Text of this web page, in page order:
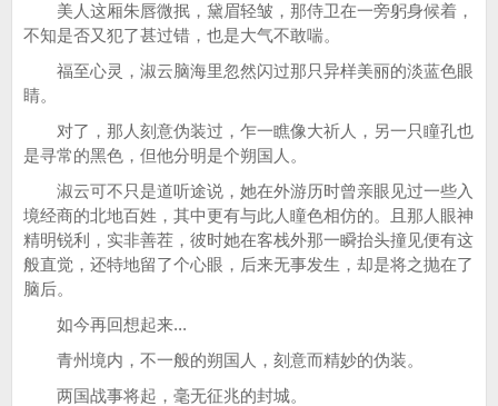
美人这厢朱唇微抿，黛眉轻皱，那侍卫在一旁躬身候着，
不知是否又犯了甚过错，也是大气不敢喘。
福至心灵，淑云脑海里忽然闪过那只异样美丽的淡蓝色眼
睛。
对了，那人刻意伪装过，乍一瞧像大祈人，另一只瞳孔也
是寻常的黑色，但他分明是个朔国人。
淑云可不只是道听途说，她在外游历时曾亲眼见过一些入
境经商的北地百姓，其中更有与此人瞳色相仿的。且那人眼神
精明锐利，实非善茬，彼时她在客栈外那一瞬抬头撞见便有这
般直觉，还特地留了个心眼，后来无事发生，却是将之抛在了
脑后。
如今再回想起来...
青州境内，不一般的朔国人，刻意而精妙的伪装。
两国战事将起，毫无征兆的封城。